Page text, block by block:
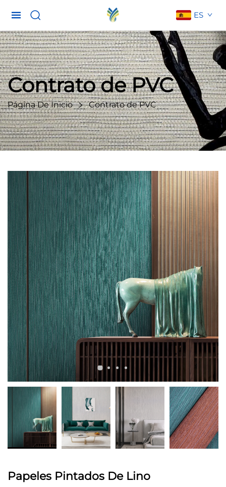
ES
Contrato de PVC
Página De Inicio Contrato de PVC
Papeles Pintados De Lino